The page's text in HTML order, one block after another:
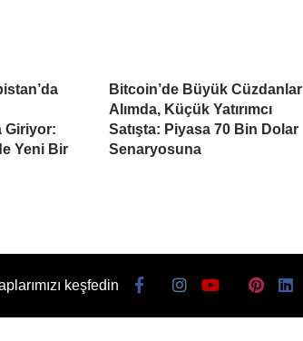
Giriyor:
Yeni Bir
Bitcoin’de Büyük Cüzdanlar
Alımda, Küçük Yatırımcı
Satışta: Piyasa 70 Bin Dolar
Senaryosuna
keşfedin